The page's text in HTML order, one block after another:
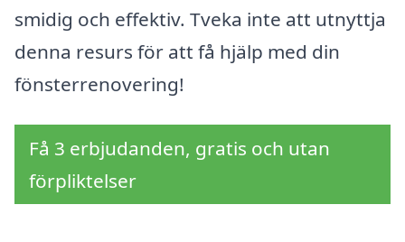
smidig och effektiv. Tveka inte att utnyttja
denna resurs för att få hjälp med din
fönsterrenovering!
Få 3 erbjudanden, gratis och utan
förpliktelser